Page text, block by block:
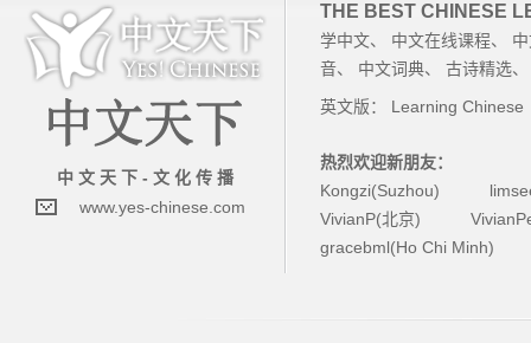
中 文 天 下 - 文 化 传 播
www.yes-chinese.com
THE BEST CHINESE
学中文、 中文在线课程、
音、 中文词典、 古诗精选
英文版： Learning Chinese
热烈欢迎新朋友：
Kongzi(Suzhou)
VivianP(北京)
gracebml(Ho Chi Minh)